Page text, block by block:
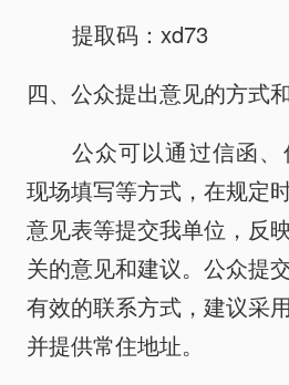
提取码：xd73
四、公众提出意见的方式
公众可以通过信函
现场填写等方式，在规定
意见表等提交我单位，反
关的意见和建议。公众提
有效的联系方式，建议采
并提供常住地址。